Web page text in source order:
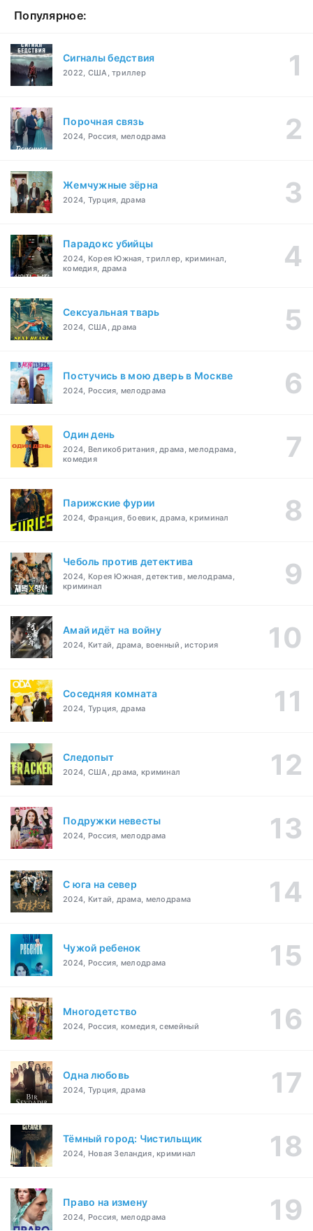
Популярное:
Сигналы бедствия
2022, США, триллер
Порочная связь
2024, Россия, мелодрама
Жемчужные зёрна
2024, Турция, драма
Парадокс убийцы
2024, Корея Южная, триллер, криминал,
комедия, драма
Сексуальная тварь
2024, США, драма
Постучись в мою дверь в Москве
2024, Россия, мелодрама
Один день
2024, Великобритания, драма, мелодрама,
комедия
Парижские фурии
2024, Франция, боевик, драма, криминал
Чеболь против детектива
2024, Корея Южная, детектив, мелодрама,
криминал
Амай идёт на войну
2024, Китай, драма, военный, история
Соседняя комната
2024, Турция, драма
Следопыт
2024, США, драма, криминал
Подружки невесты
2024, Россия, мелодрама
С юга на север
2024, Китай, драма, мелодрама
Чужой ребенок
2024, Россия, мелодрама
Многодетство
2024, Россия, комедия, семейный
Одна любовь
2024, Турция, драма
Тёмный город: Чистильщик
2024, Новая Зеландия, криминал
Право на измену
2024, Россия, мелодрама